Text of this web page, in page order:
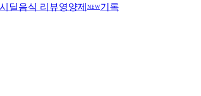
딜음식 리뷰영양제 NEW기록